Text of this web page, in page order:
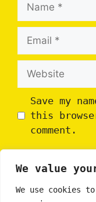
We value
We use cookies
Save my
this
comment.